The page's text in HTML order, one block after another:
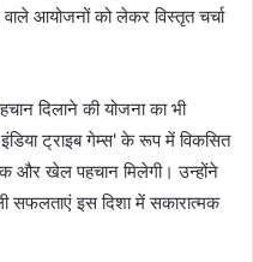
आयोजनों को लेकर विस्तृत चर्चा
दिलाने की योजना का भी
ट्राइब गेम्स' के रूप में विकसित
और खेल पहचान मिलेगी। उन्होंने
सफलताएं इस दिशा में सकारात्मक